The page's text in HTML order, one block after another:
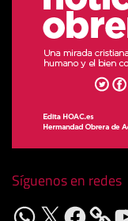
Síguenos en redes
WhatsApp
X Facebook